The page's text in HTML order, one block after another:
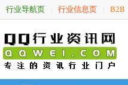
行业导航页 行业信息页 B2B